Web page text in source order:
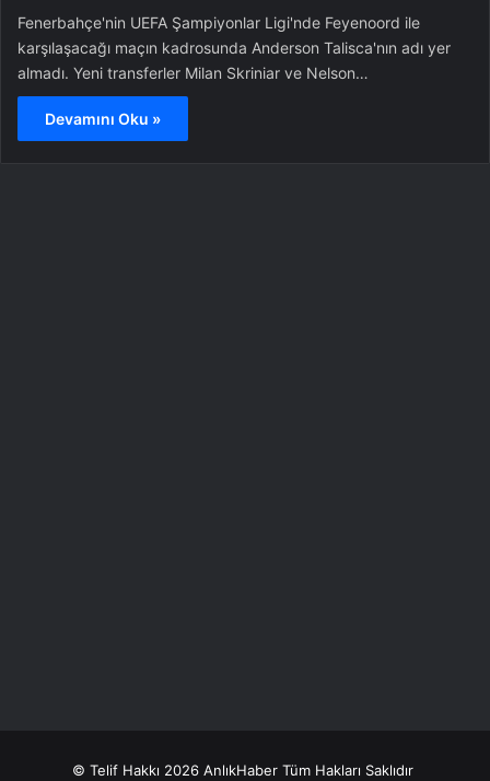
Fenerbahçe'nin UEFA Şampiyonlar Ligi'nde Feyenoord ile
karşılaşacağı maçın kadrosunda Anderson Talisca'nın adı yer
almadı. Yeni transferler Milan Skriniar ve Nelson…
Devamını Oku »
© Telif Hakkı 2026 AnlıkHaber Tüm Hakları Saklıdır